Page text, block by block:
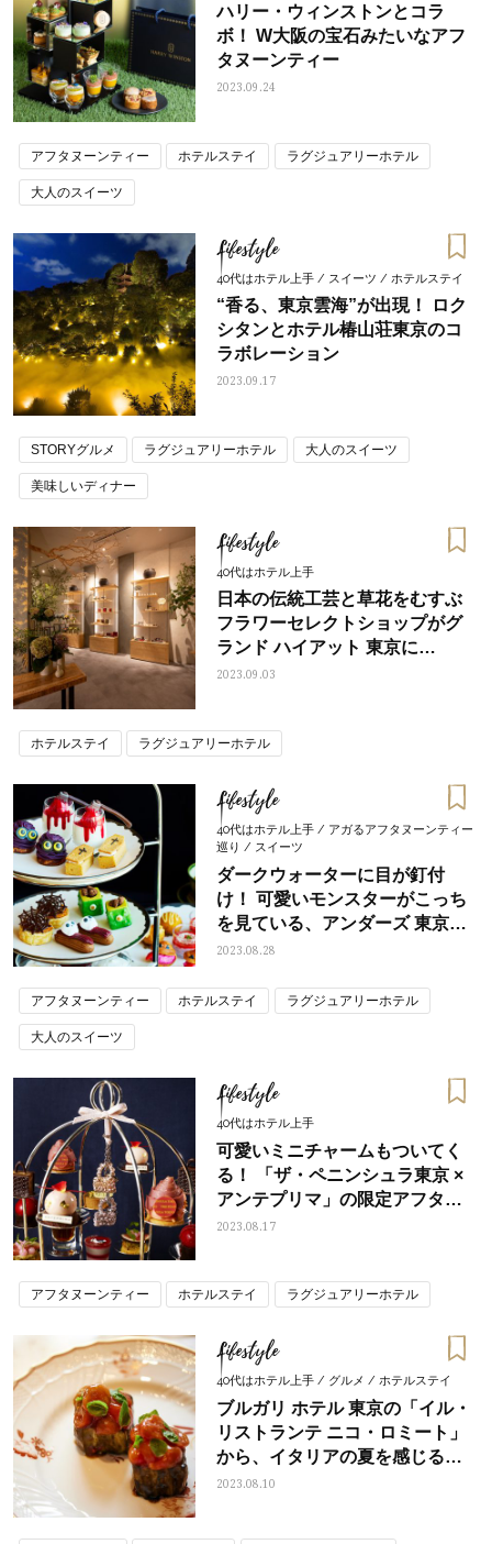
ハリー・ウィンストンとコラ
ボ！ W大阪の宝石みたいなアフ
タヌーンティー
2023.09.24
アフタヌーンティー ホテルステイ ラグジュアリーホテル
大人のスイーツ
Lifestyle
40代はホテル上手 / スイーツ / ホテルステイ
“香る、東京雲海”が出現！ ロク
シタンとホテル椿山荘東京のコ
ラボレーション
2023.09.17
STORYグルメ ラグジュアリーホテル 大人のスイーツ
美味しいディナー
Lifestyle
40代はホテル上手
日本の伝統工芸と草花をむすぶ
フラワーセレクトショップがグ
ランド ハイアット 東京に
OPEN！
2023.09.03
ホテルステイ ラグジュアリーホテル
Lifestyle
40代はホテル上手 / アガるアフタヌーンティー
巡り / スイーツ
ダークウォーターに目が釘付
け！ 可愛いモンスターがこっち
を見ている、アンダーズ 東京の
ハロウィンアフタヌーンティー
2023.08.28
アフタヌーンティー ホテルステイ ラグジュアリーホテル
大人のスイーツ
Lifestyle
40代はホテル上手
可愛いミニチャームもついてく
る！ 「ザ・ペニンシュラ東京 ×
アンテプリマ」の限定アフタヌ
ーンティー
2023.08.17
アフタヌーンティー ホテルステイ ラグジュアリーホテル
Lifestyle
40代はホテル上手 / グルメ / ホテルステイ
ブルガリ ホテル 東京の「イル・
リストランテ ニコ・ロミート」
から、イタリアの夏を感じる新
メニューが登場
2023.08.10